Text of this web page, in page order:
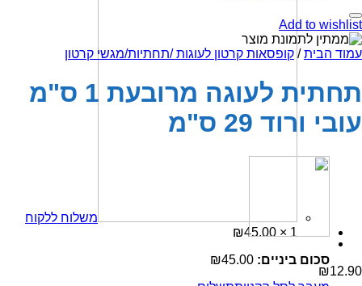
משלוח ללקוח
1 ×
₪45.00
סכום ביניים:
₪45.00
Add to wishlist
עמוד הבית / קופסאות קרטון לעוגות /תחתיות/מגשי קרטון
תחתית לעוגה מרובעת 1 ס"מ
עובי ורוד 29 ס"מ
₪12.90